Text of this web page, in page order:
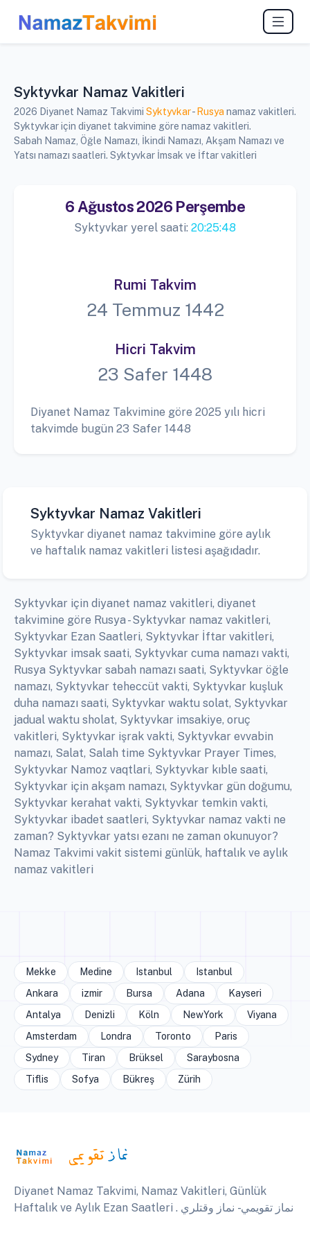
Syktyvkar Namaz Vakitleri
2026 Diyanet Namaz Takvimi Syktyvkar- Rusya namaz vakitleri.
Syktyvkar için diyanet takvimine göre namaz vakitleri.
Sabah Namaz, Öğle Namazı, İkindi Namazı, Akşam Namazı ve
Yatsı namazı saatleri. Syktyvkar İmsak ve İftar vakitleri
6 Ağustos 2026 Perşembe
Syktyvkar yerel saati: 20:25:49
Rumi Takvim
24 Temmuz 1442
Hicri Takvim
23 Safer 1448
Diyanet Namaz Takvimine göre 2025 yılı hicri
takvimde bugün 23 Safer 1448
Syktyvkar Namaz Vakitleri
Syktyvkar diyanet namaz takvimine göre aylık
ve haftalık namaz vakitleri listesi aşağıdadır.
Syktyvkar için diyanet namaz vakitleri, diyanet
takvimine göre Rusya - Syktyvkar namaz vakitleri,
Syktyvkar Ezan Saatleri, Syktyvkar İftar vakitleri,
Syktyvkar imsak saati, Syktyvkar cuma namazı vakti,
Rusya Syktyvkar sabah namazı saati, Syktyvkar öğle
namazı, Syktyvkar teheccüt vakti, Syktyvkar kuşluk
duha namazı saati, Syktyvkar waktu solat, Syktyvkar
jadual waktu sholat, Syktyvkar imsakiye, oruç
vakitleri, Syktyvkar işrak vakti, Syktyvkar evvabin
namazı, Salat, Salah time Syktyvkar Prayer Times,
Syktyvkar Namoz vaqtlari, Syktyvkar kıble saati,
Syktyvkar için akşam namazı, Syktyvkar gün doğumu,
Syktyvkar kerahat vakti, Syktyvkar temkin vakti,
Syktyvkar ibadet saatleri, Syktyvkar namaz vakti ne
zaman? Syktyvkar yatsı ezanı ne zaman okunuyor?
Namaz Takvimi vakit sistemi günlük, haftalık ve aylık
namaz vakitleri
Mekke Medine Istanbul
Istanbul
Ankara
izmir Bursa Adana
Kayseri
Antalya
Denizli Köln NewYork
Viyana
Amsterdam
Londra Toronto
Paris
Sydney
Tiran Brüksel
Saraybosna
Tiflis
Sofya Bükreş Zürih
Diyanet Namaz Takvimi, Namaz Vakitleri, Günlük
Haftalık ve Aylık Ezan Saatleri . نماز تقويمي - نماز وقتلري